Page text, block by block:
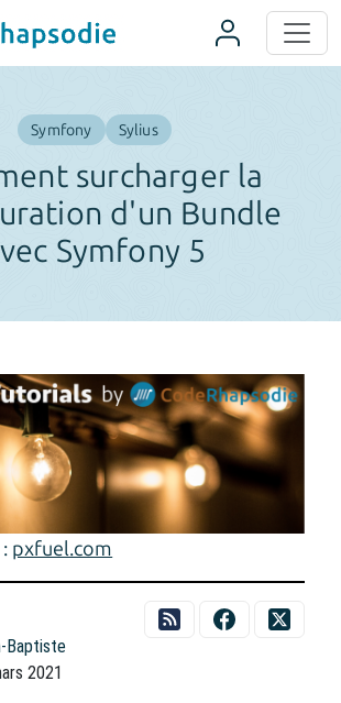
Symfony Sylius
surcharger la
d'un Bundle
Symfony 5
pxfuel.com
Baptiste
2021
cookies